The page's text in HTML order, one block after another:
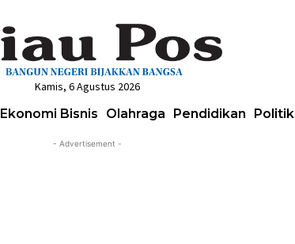
Kamis, 6 Agustus 2026
Ekonomi Bisnis Olahraga Pendidikan Politik
- Advertisement -